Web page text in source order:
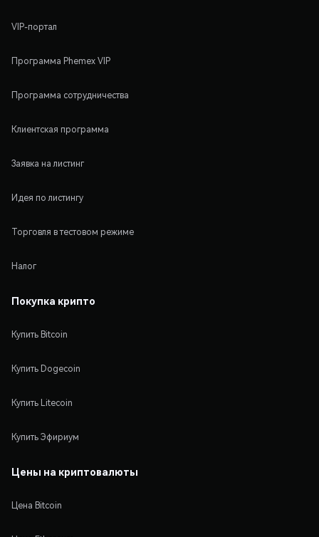
VIP-портал
Программа Phemex VIP
Программа сотрудничества
Клиентская программа
Заявка на листинг
Идея по листингу
Торговля в тестовом режиме
Налог
Покупка крипто
Купить Bitcoin
Купить Dogecoin
Купить Litecoin
Купить Эфириум
Цены на криптовалюты
Цена Bitcoin